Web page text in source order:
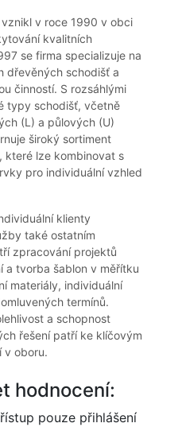
vznikl v roce 1990 v obci
kvalitních
se firma specializuje na
dřevěných schodišť a
činností. S rozsáhlými
typy schodišť, včetně
(L) a půlových (U)
široký sortiment
které lze kombinovat s
pro individuální vzhled
klienty
také ostatním
zpracování projektů
a tvorba šablon v měřítku
materiály, individuální
termínů.
a schopnost
řešení patří ke klíčovým
v oboru.
hodnocení:
pouze přihlášení